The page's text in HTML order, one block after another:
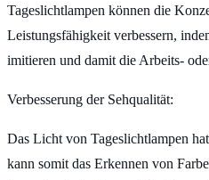
Tageslichtlampen können die
Leistungsfähigkeit verbessern,
imitieren und damit die Arbeits-
Verbesserung der Sehqualität:
Das Licht von Tageslichtlampen
kann somit das Erkennen von